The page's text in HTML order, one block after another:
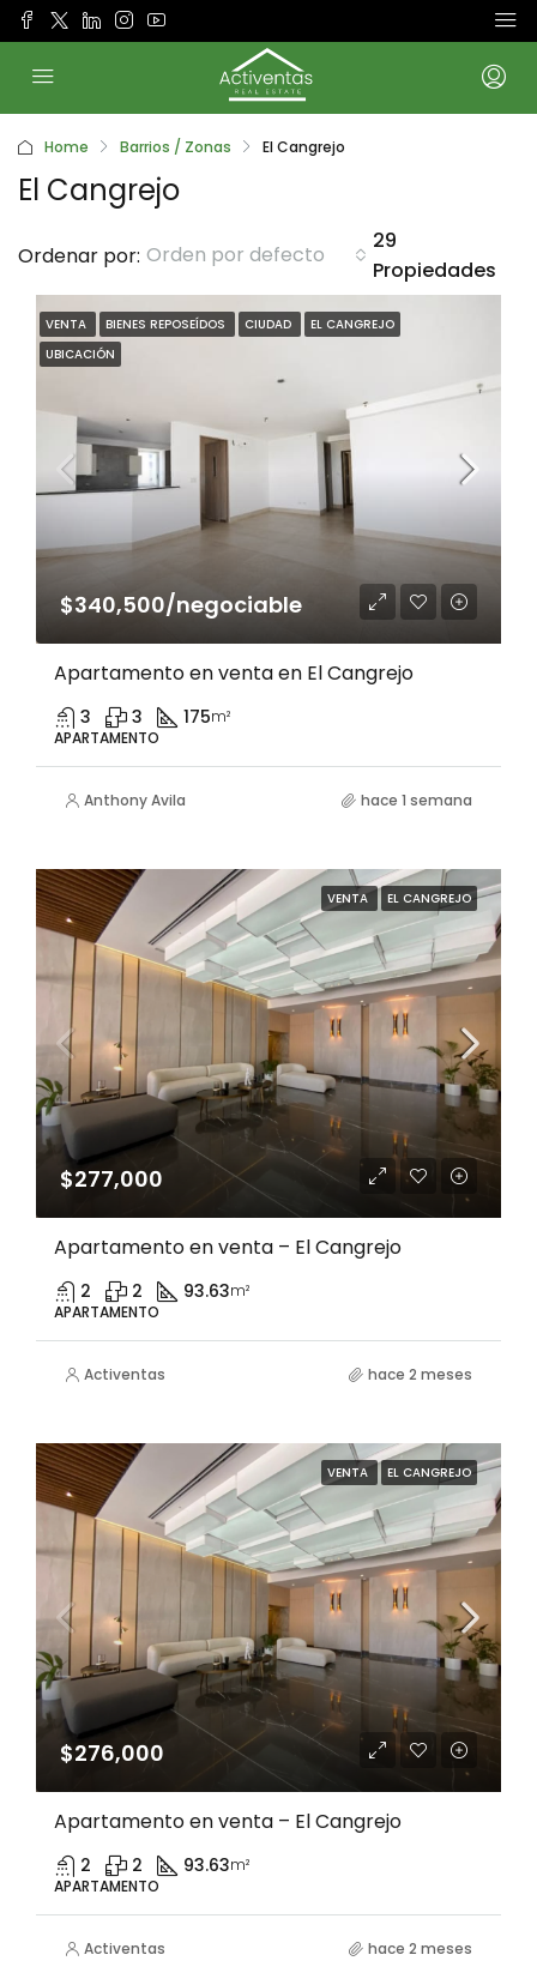
Home Barrios / Zonas El Cangrejo
El Cangrejo
29
Propiedades
Ordenar por: Orden por defecto
VENTA BIENES REPOSEÍDOS CIUDAD
EL CANGREJO
UBICACIÓN
$340,500/negociable
Apartamento en venta en El Cangrejo
3 3 175m²
APARTAMENTO
Anthony Avila hace 1 semana
VENTA EL CANGREJO
$277,000
Apartamento en venta – El Cangrejo
2 2 93.63m²
APARTAMENTO
Activentas hace 2 meses
VENTA EL CANGREJO
$276,000
Apartamento en venta – El Cangrejo
2 2 93.63m²
APARTAMENTO
Activentas hace 2 meses